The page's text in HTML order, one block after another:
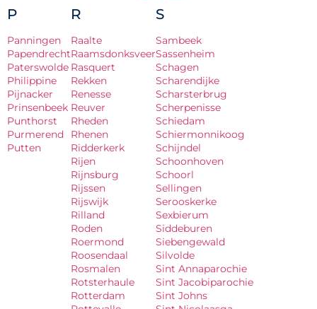
P
Panningen
Papendrecht
Paterswolde
Philippine
Pijnacker
Prinsenbeek
Punthorst
Purmerend
Putten
R
Raalte
Raamsdonksveer
Rasquert
Rekken
Renesse
Reuver
Rheden
Rhenen
Ridderkerk
Rijen
Rijnsburg
Rijssen
Rijswijk
Rilland
Roden
Roermond
Roosendaal
Rosmalen
Rotsterhaule
Rotterdam
S
Sambeek
Sassenheim
Schagen
Scharendijke
Scharsterbrug
Scherpenisse
Schiedam
Schiermonnikoog
Schijndel
Schoonhoven
Schoorl
Sellingen
Serooskerke
Sexbierum
Siddeburen
Siebengewald
Silvolde
Sint Annaparochie
Sint Jacobiparochie
Sint Johns